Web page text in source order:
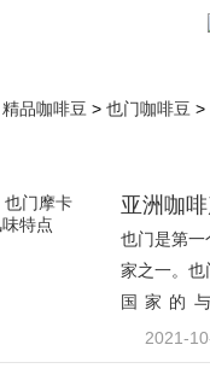
精品咖啡豆 > 也门咖啡豆 >
亚洲咖
也门是第一
家之一。
国家的
2021-